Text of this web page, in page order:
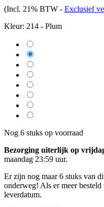
(Incl. 21% BTW - Exclusief
Kleur: 214 - Plum
Nog 6 stuks op voorraad
Bezorging uiterlijk op
maandag 23:59 uur.
Er zijn nog maar 6 stuks van
onderweg! Als er meer
leverdatum.